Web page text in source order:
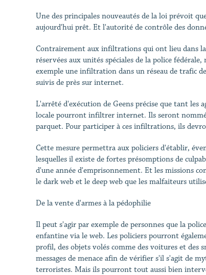
Une des principales nouveautés de la loi prévoit
aujourd'hui prêt. Et l'autorité de contrôle des
Contrairement aux infiltrations qui ont lieu dans
réservées aux unités spéciales de la police
exemple une infiltration dans un réseau de trafic
suivis de près sur internet.
L'arrêté d'exécution de Geens précise que tant les
locale pourront infiltrer internet. Ils seront
parquet. Pour participer à ces infiltrations, ils
Cette mesure permettra aux policiers d'établir,
lesquelles il existe de fortes présomptions de
d'une année d'emprisonnement. Et les missions
le dark web et le deep web que les malfaiteurs
De la vente d'armes à la pédophilie
Il peut s'agir par exemple de personnes que la
enfantine via le web. Les policiers pourront
profil, des objets volés comme des voitures et des
messages de menace afin de vérifier s'il s'agit de
terroristes. Mais ils pourront tout aussi bien